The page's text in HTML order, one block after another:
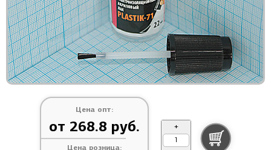
Цена опт:
от 268.8 руб.
Цена розница:
+